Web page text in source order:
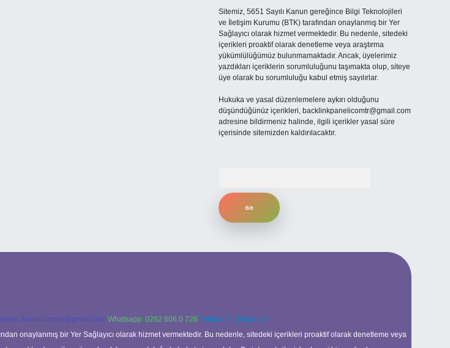
Sitemiz, 5651 Sayılı Kanun gereğince Bilgi Teknolojileri
ve İletişim Kurumu (BTK) tarafından onaylanmış bir Yer
Sağlayıcı olarak hizmet vermektedir. Bu nedenle, sitedeki
içerikleri proaktif olarak denetleme veya araştırma
yükümlülüğümüz bulunmamaktadır. Ancak, üyelerimiz
yazdıkları içeriklerin sorumluluğunu taşımakta olup, siteye
üye olarak bu sorumluluğu kabul etmiş sayılırlar.
Hukuka ve yasal düzenlemelere aykırı olduğunu
düşündüğünüz içerikleri, backlinkpanelicomtr@gmail.com
adresine bildirmeniz halinde, ilgili içerikler yasal süre
içerisinde sitemizden kaldırılacaktır.
forumhizmeti@gmail.com Whatsapp: 0262 606 0 726 Telegram: @karabul
onaylanmış bir Yer Sağlayıcı olarak hizmet vermektedir. Bu nedenle, sitedeki içerikleri proaktif olarak denetleme veya